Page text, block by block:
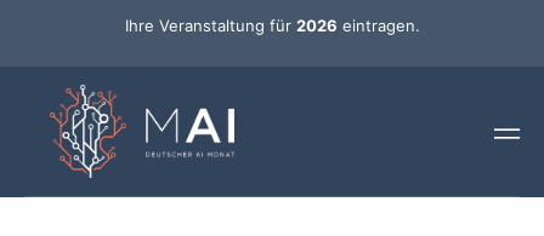
Ihre Veranstaltung für 2026 eintragen.